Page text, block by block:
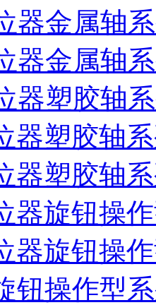
器金属轴
器金属轴
器塑胶轴
器塑胶轴
器塑胶轴
器旋钮操
器旋钮操
钮操作型